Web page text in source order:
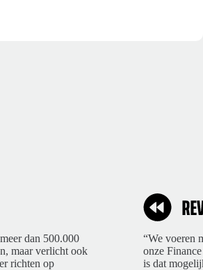
dan 500.000
maar verlicht ook
richten op
“We voeren
onze
is dat